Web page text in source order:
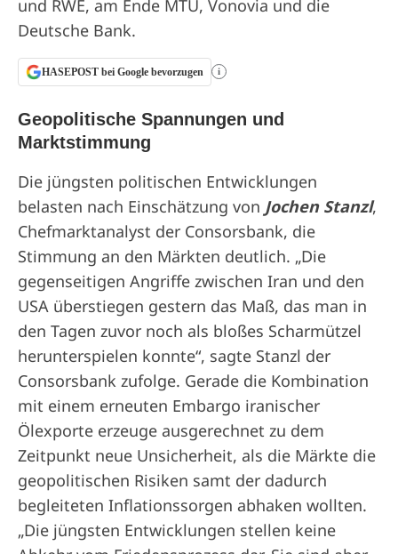
und RWE, am Ende MTU, Vonovia und die
Deutsche Bank.
HASEPOST bei Google bevorzugen i
Geopolitische Spannungen und
Marktstimmung
Die jüngsten politischen Entwicklungen
belasten nach Einschätzung von Jochen Stanzl,
Chefmarktanalyst der Consorsbank, die
Stimmung an den Märkten deutlich. „Die
gegenseitigen Angriffe zwischen Iran und den
USA überstiegen gestern das Maß, das man in
den Tagen zuvor noch als bloßes Scharmützel
herunterspielen konnte“, sagte Stanzl der
Consorsbank zufolge. Gerade die Kombination
mit einem erneuten Embargo iranischer
Ölexporte erzeuge ausgerechnet zu dem
Zeitpunkt neue Unsicherheit, als die Märkte die
geopolitischen Risiken samt der dadurch
begleiteten Inflationssorgen abhaken wollten.
„Die jüngsten Entwicklungen stellen keine